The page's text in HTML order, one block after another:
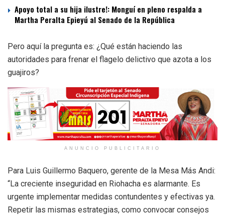
Apoyo total a su hija ilustre!: Monguí en pleno respalda a
Martha Peralta Epieyú al Senado de la República
Pero aquí la pregunta es: ¿Qué están haciendo las
autoridades para frenar el flagelo delictivo que azota a los
guajiros?
ANUNCIO PUBLICITARIO
Para Luis Guillermo Baquero, gerente de la Mesa Más Andi:
“La creciente inseguridad en Riohacha es alarmante. Es
urgente implementar medidas contundentes y efectivas ya.
Repetir las mismas estrategias, como convocar consejos